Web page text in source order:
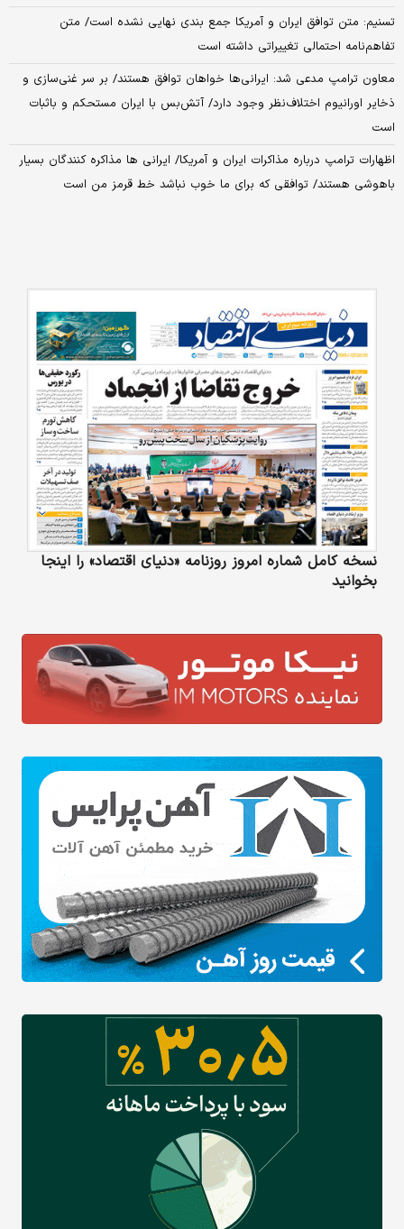
تسنیم: متن توافق ایران و آمریکا جمع‌ بندی نهایی نشده است/ متن
تفاهم‌نامه احتمالی تغییراتی داشته است
معاون ترامپ مدعی شد: ایرانی‌ها خواهان توافق هستند/ بر سر غنی‌سازی و
ذخایر اورانیوم اختلاف‌نظر وجود دارد/ آتش‌بس با ایران مستحکم و باثبات
است
اظهارات ترامپ درباره مذاکرات ایران و آمریکا/ ایرانی ها مذاکره کنندگان بسیار
باهوشی هستند/ توافقی که برای ما خوب نباشد خط قرمز من است
نسخه کامل شماره امروز روزنامه «دنیای‌ اقتصاد» را اینجا
بخوانید